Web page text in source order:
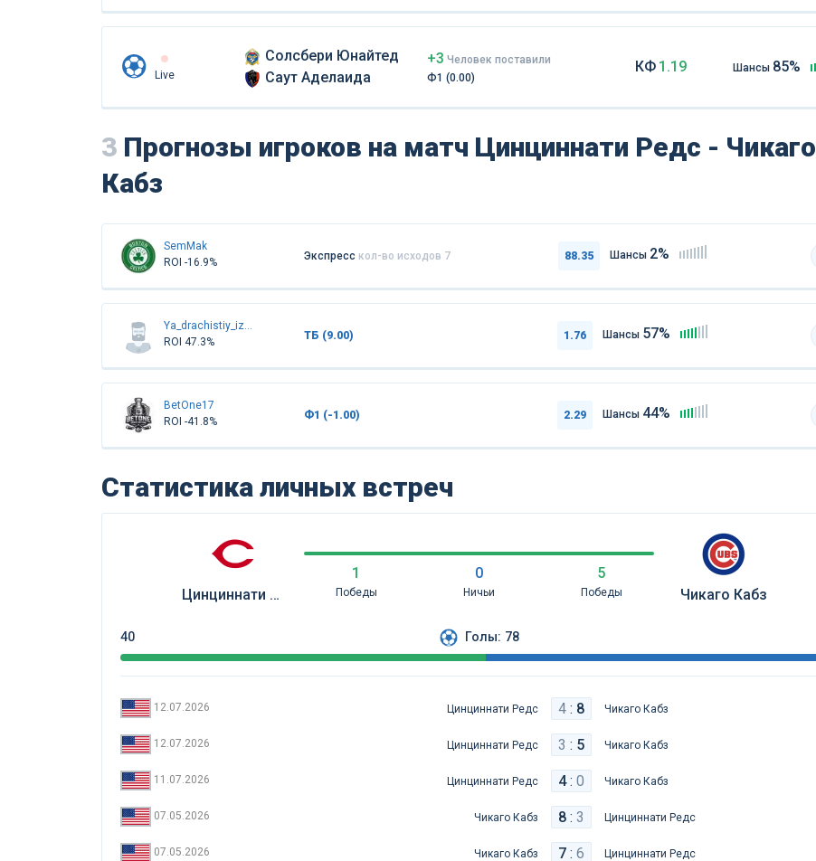
Live
Солсбери Юнайтед
Саут Аделаида
+3 Человек поставили
Ф1 (0.00)
КФ 1.19 Шансы 85%
3 Прогнозы игроков на матч Цинциннати Редс - Чикаго
Кабз
SemMak
ROI -16.9%
Экспресс кол-во исходов 7 88.35 Шансы 2%
Ya_drachistiy_izumrud
ROI 47.3%
ТБ (9.00) 1.76 Шансы 57%
BetOne17
ROI -41.8%
Ф1 (-1.00) 2.29 Шансы 44%
Статистика личных встреч
Цинциннати Редс
1
Победы
0
Ничьи
5
Победы Чикаго Кабз
40 Голы: 78
12.07.2026 Цинциннати Редс 4: 8 Чикаго Кабз
12.07.2026 Цинциннати Редс 3 : 5 Чикаго Кабз
11.07.2026 Цинциннати Редс 4: 0 Чикаго Кабз
07.05.2026 Чикаго Кабз 8: 3 Цинциннати Редс
07.05.2026 Чикаго Кабз 7: 6 Цинциннати Редс